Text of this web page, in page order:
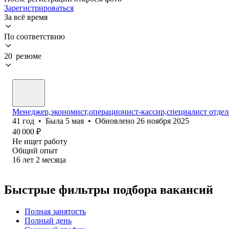
Зарегистрироваться
За всё время
По соответствию
20 резюме
Менеджер,экономист,операционист-кассир,специалист
41 год • Была 5 мая • Обновлено 26 ноября 2025
40 000 ₽
Не ищет работу
Общий опыт
16 лет 2 месяца
Быстрые фильтры подбора вакансий
Полная занятость
Полный день